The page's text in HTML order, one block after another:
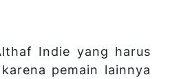
Indie yang harus
pemain lainnya